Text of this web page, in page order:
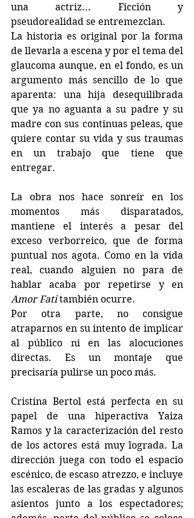
una actriz... Ficción y
pseudorealidad se entremezclan.
La historia es original por la forma
de llevarla a escena y por el tema del
glaucoma aunque, en el fondo, es un
argumento más sencillo de lo que
aparenta: una hija desequilibrada
que ya no aguanta a su padre y su
madre con sus continuas peleas, que
quiere contar su vida y sus traumas
en un trabajo que tiene que
entregar.
La obra nos hace sonreír en los
momentos más disparatados,
mantiene el interés a pesar del
exceso verborreico, que de forma
puntual nos agota. Como en la vida
real, cuando alguien no para de
Amor Fati también ocurre.
Por otra parte, no consigue
atraparnos en su intento de implicar
al público ni en las alocuciones
directas. Es un montaje que
precisaría pulirse un poco más.
Cristina Bertol está perfecta en su
papel de una hiperactiva Yaiza
Ramos y la caracterización del resto
de los actores está muy lograda. La
dirección juega con todo el espacio
escénico, de escaso atrezzo, e incluye
las escaleras de las gradas y algunos
asientos junto a los espectadores;